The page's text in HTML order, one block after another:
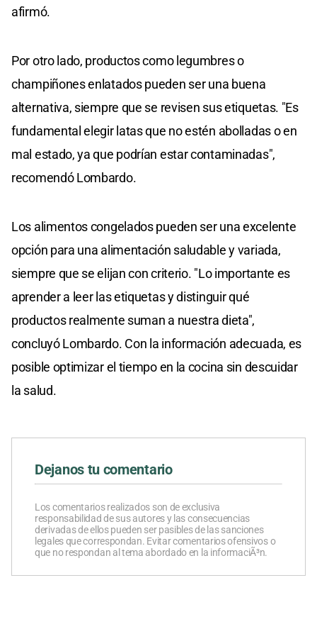
afirmó.
Por otro lado, productos como legumbres o
champiñones enlatados pueden ser una buena
alternativa, siempre que se revisen sus etiquetas. "Es
fundamental elegir latas que no estén abolladas o en
mal estado, ya que podrían estar contaminadas",
recomendó Lombardo.
Los alimentos congelados pueden ser una excelente
opción para una alimentación saludable y variada,
siempre que se elijan con criterio. "Lo importante es
aprender a leer las etiquetas y distinguir qué
productos realmente suman a nuestra dieta",
concluyó Lombardo. Con la información adecuada, es
posible optimizar el tiempo en la cocina sin descuidar
la salud.
Dejanos tu comentario
Los comentarios realizados son de exclusiva
responsabilidad de sus autores y las consecuencias
derivadas de ellos pueden ser pasibles de las sanciones
legales que correspondan. Evitar comentarios ofensivos o
que no respondan al tema abordado en la informaciÃ³n.